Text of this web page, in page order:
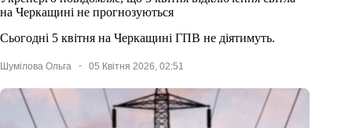
на Черкащині не прогнозуються
Сьогодні 5 квітня на Черкащині ГПВ не діятимуть.
Шумілова Ольга 05 Квітня 2026, 02:51